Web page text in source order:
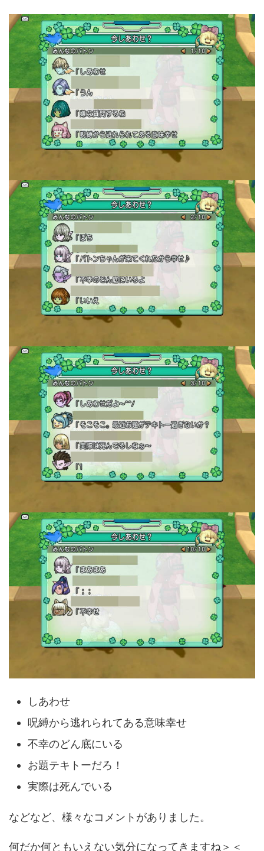
しあわせ
呪縛から逃れられてある意味幸せ
不幸のどん底にいる
お題テキトーだろ！
実際は死んでいる
などなど、様々なコメントがありました。
何だか何ともいえない気分になってきますね＞＜